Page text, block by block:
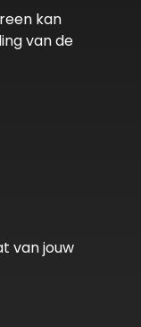
kan
van de
van jouw